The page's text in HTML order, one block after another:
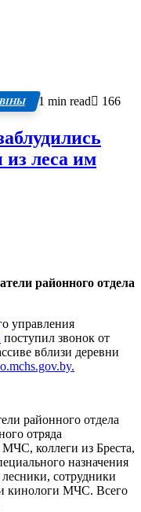
1 min read 166
из леса им
районного отдела
управления
поступил звонок от
вблизи деревни
районного отдела
отряда
МЧС, коллеги из Бреста,
назначения
сотрудники
кинологи МЧС. Всего